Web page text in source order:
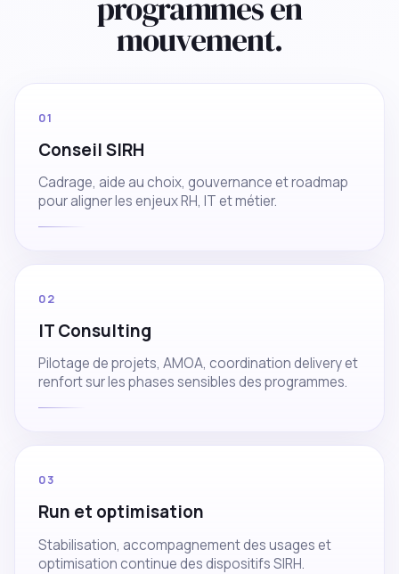
programmes en
mouvement.
01
Conseil SIRH
Cadrage, aide au choix, gouvernance et roadmap
pour aligner les enjeux RH, IT et métier.
02
IT Consulting
Pilotage de projets, AMOA, coordination delivery et
renfort sur les phases sensibles des programmes.
03
Run et optimisation
Stabilisation, accompagnement des usages et
optimisation continue des dispositifs SIRH.